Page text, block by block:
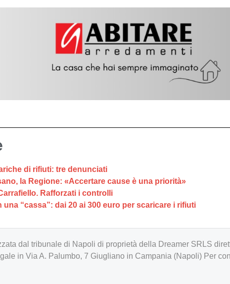
di rifiuti: tre denunciati
la Regione: «Accertare cause è una priorità»
Rafforzati i controlli
“cassa”: dai 20 ai 300 euro per scaricare i rifiuti
dal tribunale di Napoli di proprietà della Dreamer SRLS
in Via A. Palumbo, 7 Giugliano in Campania (Napoli) Per